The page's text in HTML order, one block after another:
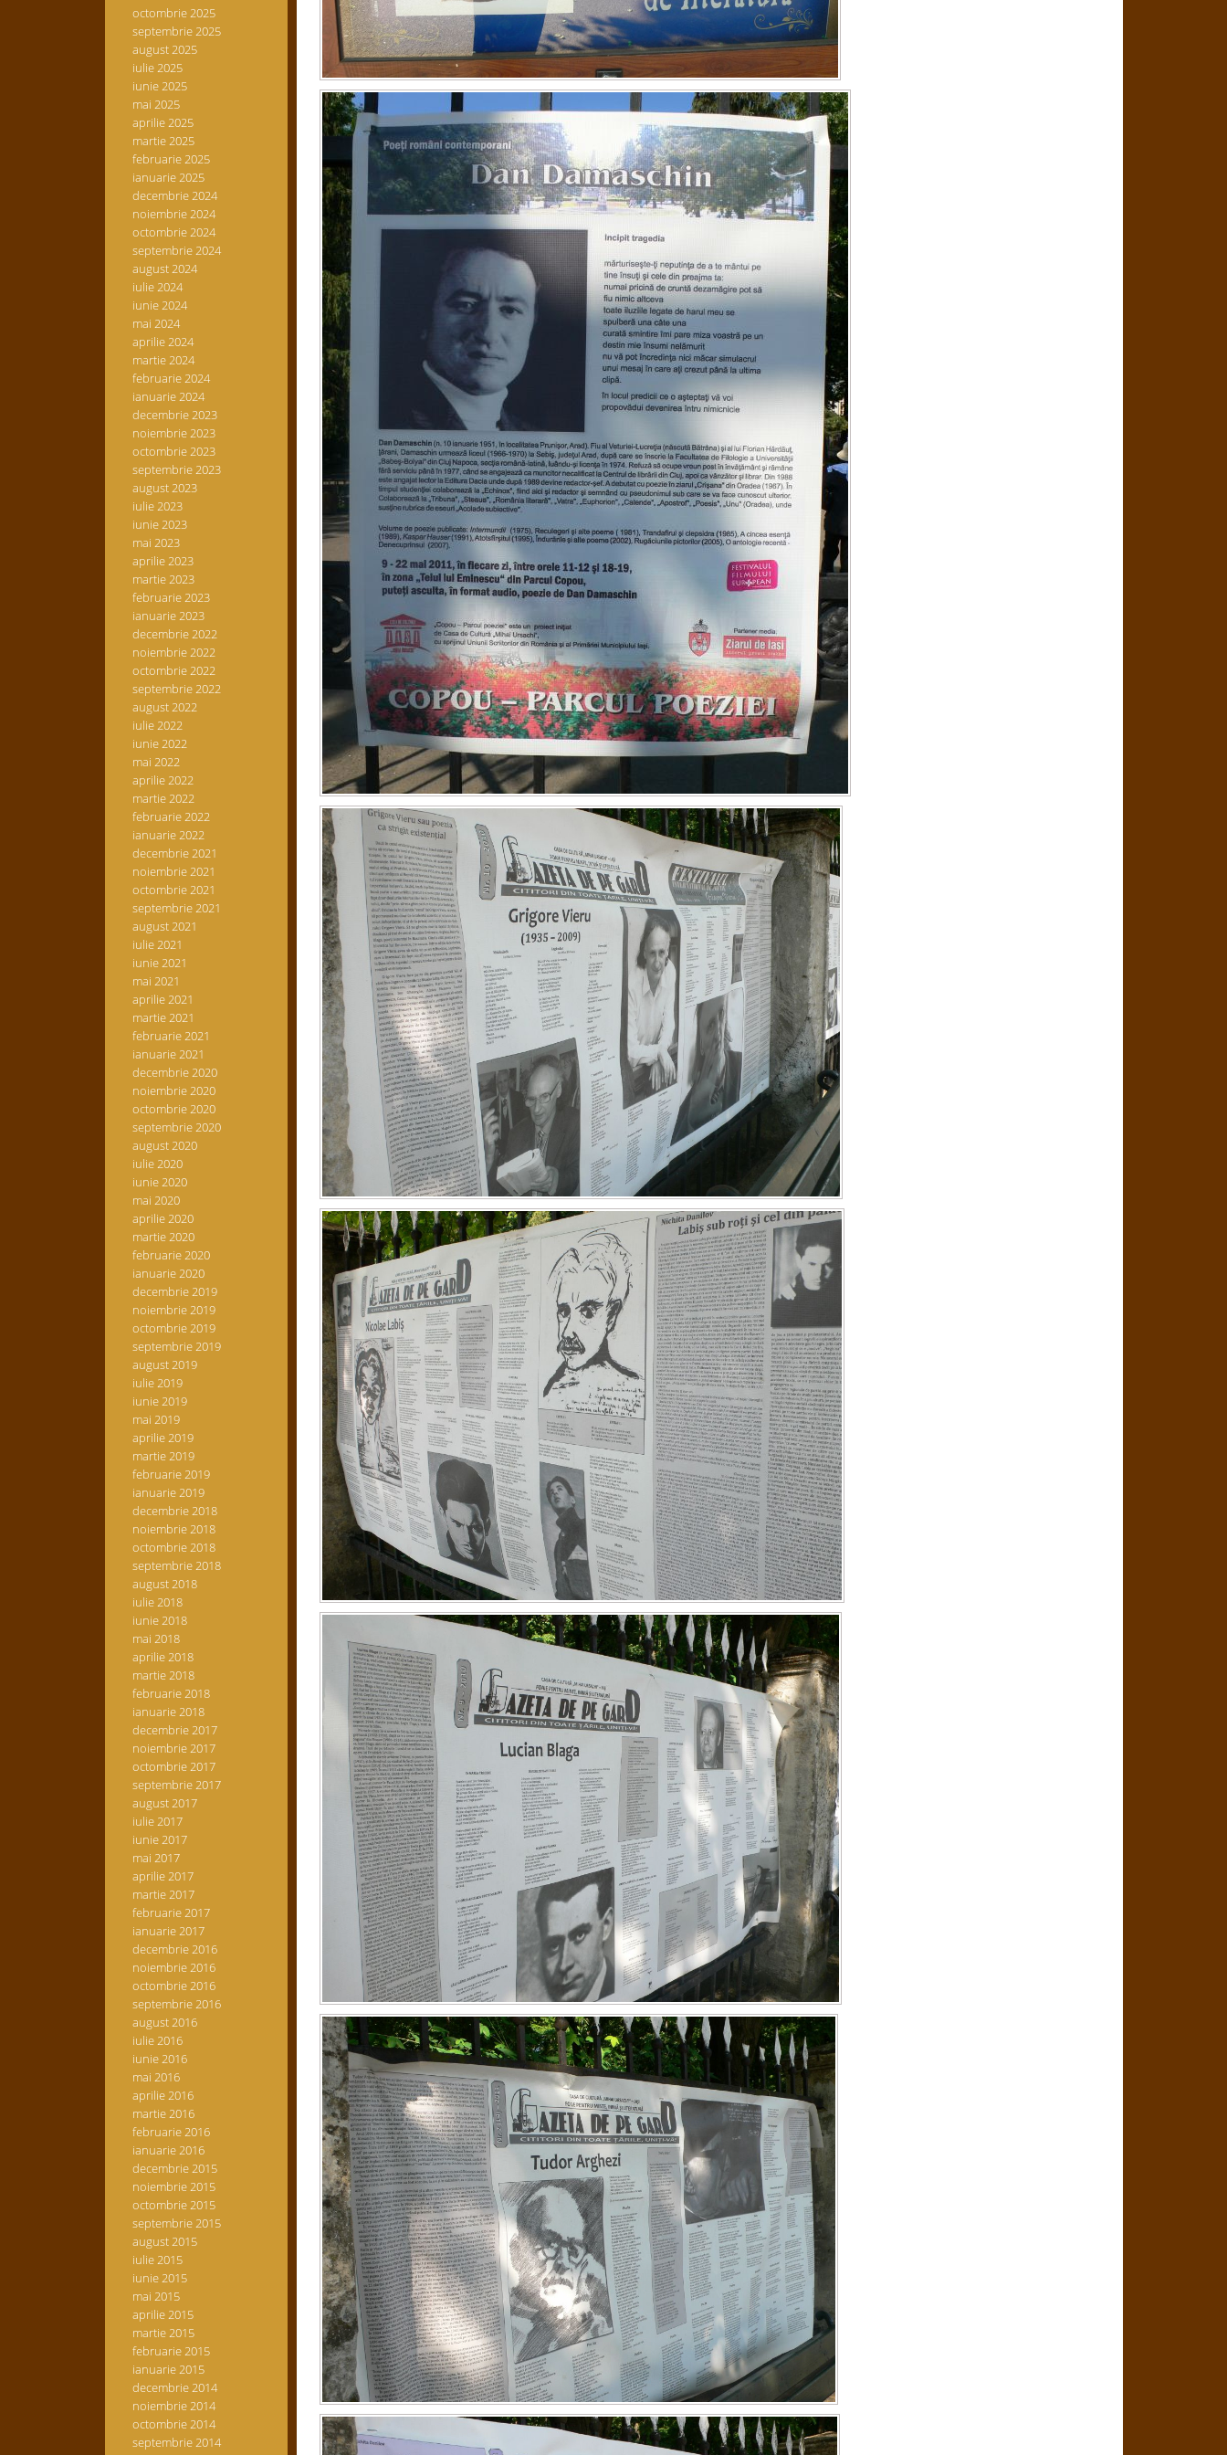
octombrie 2025
septembrie 2025
august 2025
iulie 2025
iunie 2025
mai 2025
aprilie 2025
martie 2025
februarie 2025
ianuarie 2025
decembrie 2024
noiembrie 2024
octombrie 2024
septembrie 2024
august 2024
iulie 2024
iunie 2024
mai 2024
aprilie 2024
martie 2024
februarie 2024
ianuarie 2024
decembrie 2023
noiembrie 2023
octombrie 2023
septembrie 2023
august 2023
iulie 2023
iunie 2023
mai 2023
aprilie 2023
martie 2023
februarie 2023
ianuarie 2023
decembrie 2022
noiembrie 2022
octombrie 2022
septembrie 2022
august 2022
iulie 2022
iunie 2022
mai 2022
aprilie 2022
martie 2022
februarie 2022
ianuarie 2022
decembrie 2021
noiembrie 2021
octombrie 2021
septembrie 2021
august 2021
iulie 2021
iunie 2021
mai 2021
aprilie 2021
martie 2021
februarie 2021
ianuarie 2021
decembrie 2020
noiembrie 2020
octombrie 2020
septembrie 2020
august 2020
iulie 2020
iunie 2020
mai 2020
aprilie 2020
martie 2020
februarie 2020
ianuarie 2020
decembrie 2019
noiembrie 2019
octombrie 2019
septembrie 2019
august 2019
iulie 2019
iunie 2019
mai 2019
aprilie 2019
martie 2019
februarie 2019
ianuarie 2019
decembrie 2018
noiembrie 2018
octombrie 2018
septembrie 2018
august 2018
iulie 2018
iunie 2018
mai 2018
aprilie 2018
martie 2018
februarie 2018
ianuarie 2018
decembrie 2017
noiembrie 2017
octombrie 2017
septembrie 2017
august 2017
iulie 2017
iunie 2017
mai 2017
aprilie 2017
martie 2017
februarie 2017
ianuarie 2017
decembrie 2016
noiembrie 2016
octombrie 2016
septembrie 2016
august 2016
iulie 2016
iunie 2016
mai 2016
aprilie 2016
martie 2016
februarie 2016
ianuarie 2016
decembrie 2015
noiembrie 2015
octombrie 2015
septembrie 2015
august 2015
iulie 2015
iunie 2015
mai 2015
aprilie 2015
martie 2015
februarie 2015
ianuarie 2015
decembrie 2014
noiembrie 2014
octombrie 2014
septembrie 2014